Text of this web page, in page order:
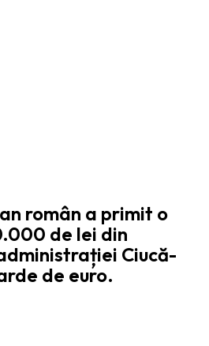
român a primit o
de lei din
Ciucă-
de euro.